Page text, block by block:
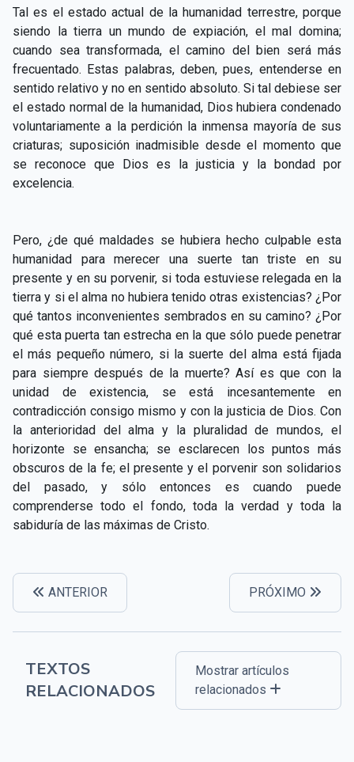
CAPÍTULO XXIII - Moral extraña ▸
CAPÍTULO XXIV - No pongáis la lámpara debajo del
celemín
▸
CAPÍTULO XXV - Buscad y encontraréis ▸
CAPÍTULO XXVI - Dad gratuitamente lo que recibís
gratuitamente
espiritistas
▸
Tal es el estado actual de la humanidad terrestre, porque
siendo la tierra un mundo de expiación, el mal domina;
cuando sea transformada, el camino del bien será más
frecuentado. Estas palabras, deben, pues, entenderse en
sentido relativo y no en sentido absoluto. Si tal debiese ser
el estado normal de la humanidad, Dios hubiera condenado
voluntariamente a la perdición la inmensa mayoría de sus
criaturas; suposición inadmisible desde el momento que
se reconoce que Dios es la justicia y la bondad por
excelencia.
Pero, ¿de qué maldades se hubiera hecho culpable esta
humanidad para merecer una suerte tan triste en su
presente y en su porvenir, si toda estuviese relegada en la
tierra y si el alma no hubiera tenido otras existencias? ¿Por
qué tantos inconvenientes sembrados en su camino? ¿Por
qué esta puerta tan estrecha en la que sólo puede penetrar
el más pequeño número, si la suerte del alma está fijada
para siempre después de la muerte? Así es que con la
unidad de existencia, se está incesantemente en
contradicción consigo mismo y con la justicia de Dios. Con
la anterioridad del alma y la pluralidad de mundos, el
horizonte se ensancha; se esclarecen los puntos más
obscuros de la fe; el presente y el porvenir son solidarios
del pasado, y sólo entonces es cuando puede
comprenderse todo el fondo, toda la verdad y toda la
sabiduría de las máximas de Cristo.
ANTERIOR PRÓXIMO
TEXTOS
RELACIONADOS
Mostrar artículos
relacionados